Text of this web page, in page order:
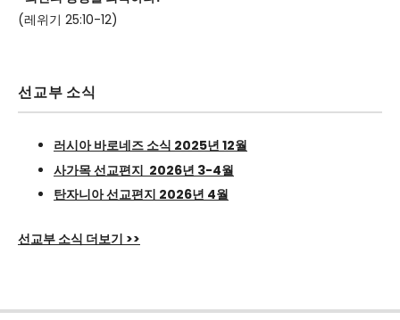
(레위기 25:10-12)
선교부 소식
러시아 바로네즈 소식 2025년 12월
사가목 선교편지 2026년 3-4월
탄자니아 선교편지 2026년 4월
선교부 소식 더보기 >>